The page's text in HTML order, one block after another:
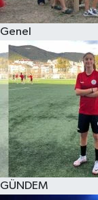
Genel
GÜNDEM
Son Dakika
Haber